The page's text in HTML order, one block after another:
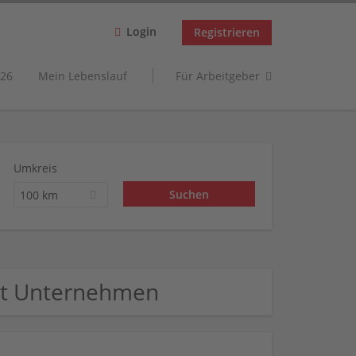
Login Registrieren
Mein Lebenslauf Für Arbeitgeber
Umkreis
100 km
Unternehmen